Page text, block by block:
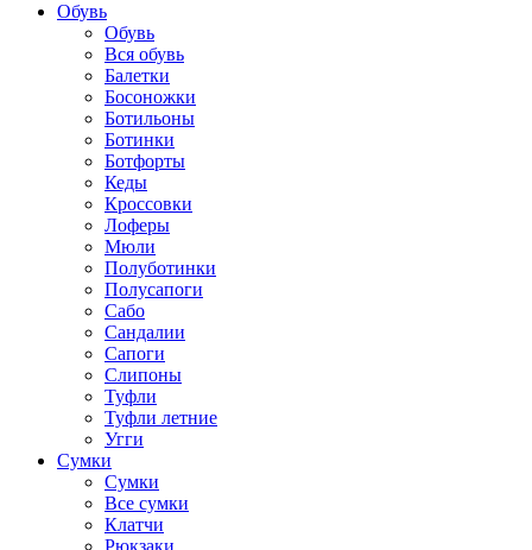
Обувь
Обувь
Вся обувь
Балетки
Босоножки
Ботильоны
Ботинки
Ботфорты
Кеды
Кроссовки
Лоферы
Мюли
Полуботинки
Полусапоги
Сабо
Сандалии
Сапоги
Слипоны
Туфли
Туфли летние
Угги
Сумки
Сумки
Все сумки
Клатчи